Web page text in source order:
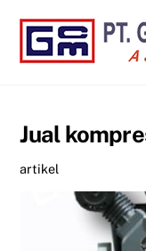
content
Jual
artikel